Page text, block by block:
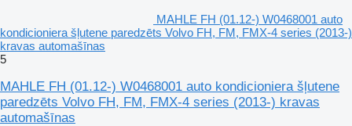
MAHLE FH (01.12-) W0468001 auto
kondicioniera šļutene paredzēts Volvo FH, FM, FMX-4 series (2013-)
kravas automašīnas
5
MAHLE FH (01.12-) W0468001 auto kondicioniera šļutene
paredzēts Volvo FH, FM, FMX-4 series (2013-) kravas
automašīnas